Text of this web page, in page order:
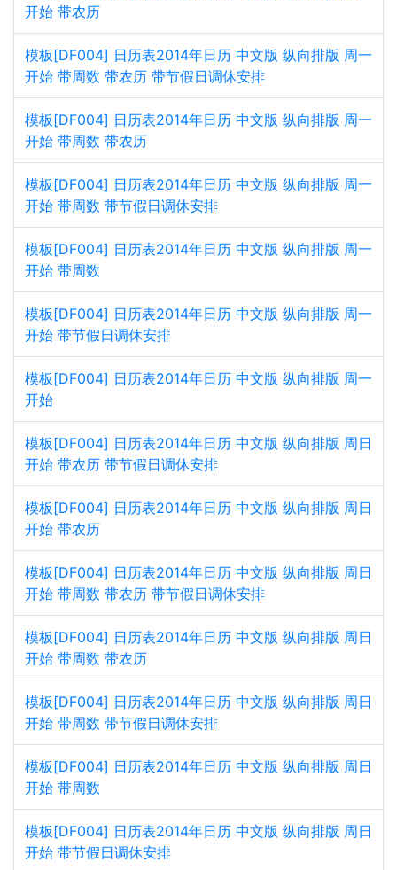
开始 带农历
模板[DF004] 日历表2014年日历 中文版 纵向排版 周一
开始 带周数 带农历 带节假日调休安排
模板[DF004] 日历表2014年日历 中文版 纵向排版 周一
开始 带周数 带农历
模板[DF004] 日历表2014年日历 中文版 纵向排版 周一
开始 带周数 带节假日调休安排
模板[DF004] 日历表2014年日历 中文版 纵向排版 周一
开始 带周数
模板[DF004] 日历表2014年日历 中文版 纵向排版 周一
开始 带节假日调休安排
模板[DF004] 日历表2014年日历 中文版 纵向排版 周一
开始
模板[DF004] 日历表2014年日历 中文版 纵向排版 周日
开始 带农历 带节假日调休安排
模板[DF004] 日历表2014年日历 中文版 纵向排版 周日
开始 带农历
模板[DF004] 日历表2014年日历 中文版 纵向排版 周日
开始 带周数 带农历 带节假日调休安排
模板[DF004] 日历表2014年日历 中文版 纵向排版 周日
开始 带周数 带农历
模板[DF004] 日历表2014年日历 中文版 纵向排版 周日
开始 带周数 带节假日调休安排
模板[DF004] 日历表2014年日历 中文版 纵向排版 周日
开始 带周数
模板[DF004] 日历表2014年日历 中文版 纵向排版 周日
开始 带节假日调休安排